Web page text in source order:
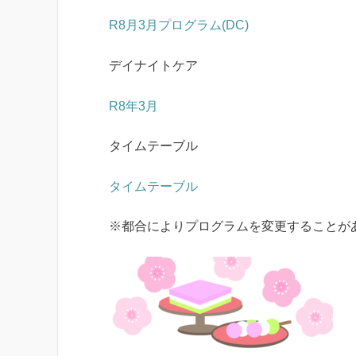
R8月3月プログラム(DC)
デイナイトケア
R8年3月
タイムテーブル
タイムテーブル
※都合によりプログラムを変更することが